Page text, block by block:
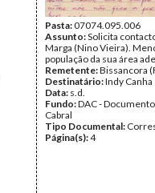
Pasta:07074.095.006
Assunto:Solicita
Marga (Nino Vieira).
população da sua área
Remetente:Bissancora
Destinatário:Indy Canha
Data: s.d.
Fundo:DAC -
Cabral
Tipo Documental:
Página(s):4